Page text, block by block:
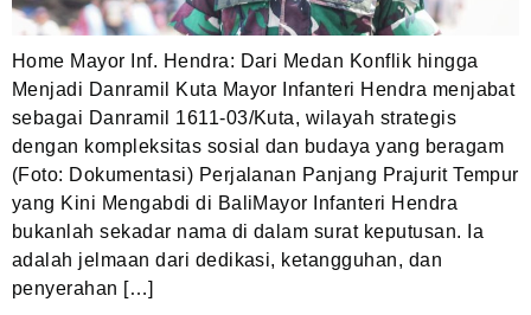
Home Mayor Inf. Hendra: Dari Medan Konflik hingga
Menjadi Danramil Kuta Mayor Infanteri Hendra menjabat
sebagai Danramil 1611-03/Kuta, wilayah strategis
dengan kompleksitas sosial dan budaya yang beragam
(Foto: Dokumentasi) Perjalanan Panjang Prajurit Tempur
yang Kini Mengabdi di BaliMayor Infanteri Hendra
bukanlah sekadar nama di dalam surat keputusan. Ia
adalah jelmaan dari dedikasi, ketangguhan, dan
penyerahan […]